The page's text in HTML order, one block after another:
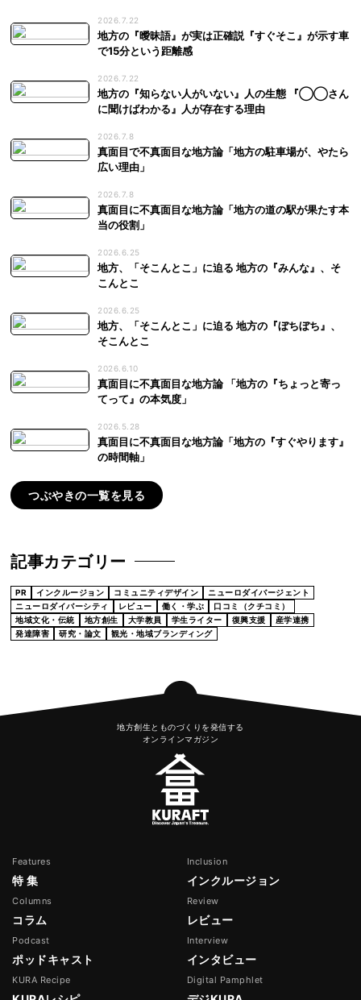
2026.7.22
地方の『曖昧語』が実は正確説『すぐそこ』が示す車
で15分という距離感
2026.7.22
地方の『知らない人がいない』人の生態 『◯◯さん
に聞けばわかる』人が存在する理由
2026.7.8
真面目で不真面目な地方論「地方の駐車場が、やたら
広い理由」
2026.7.8
真面目に不真面目な地方論「地方の道の駅が果たす本
当の役割」
2026.6.25
地方、「そこんとこ」に迫る 地方の『みんな』、そ
こんとこ
2026.6.25
地方、「そこんとこ」に迫る 地方の『ぼちぼち』、
そこんとこ
2026.6.10
真面目に不真面目な地方論 「地方の『ちょっと寄っ
てって』の本気度」
2026.5.28
真面目に不真面目な地方論「地方の『すぐやります』
の時間軸」
つぶやきの一覧を見る
記事カテゴリー
PR インクルージョン コミュニティデザイン
ニューロダイバージェント
ニューロダイバーシティ
レビュー 働く・学ぶ
口コミ（クチコミ）
地域文化・伝統
地方創生 大学教員 学生ライター 復興支援
産学連携
発達障害
研究・論文 観光・地域ブランディング
地方創生とものづくりを発信する
オンラインマガジン
Features
特 集
Inclusion
インクルージョン
Columns
コラム
Review
レビュー
Podcast
ポッドキャスト
Interview
インタビュー
KURA Recipe Digital Pamphlet